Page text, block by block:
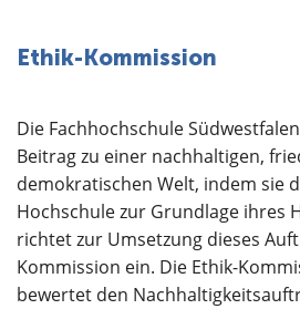
Karriere
Über uns
Ethik-Kommission
Die Fachhochschule
Beitrag zu einer nachhaltigen,
demokratischen Welt, indem sie
Hochschule zur Grundlage ihres
richtet zur Umsetzung dieses
Kommission ein. Die Ethik-
bewertet den